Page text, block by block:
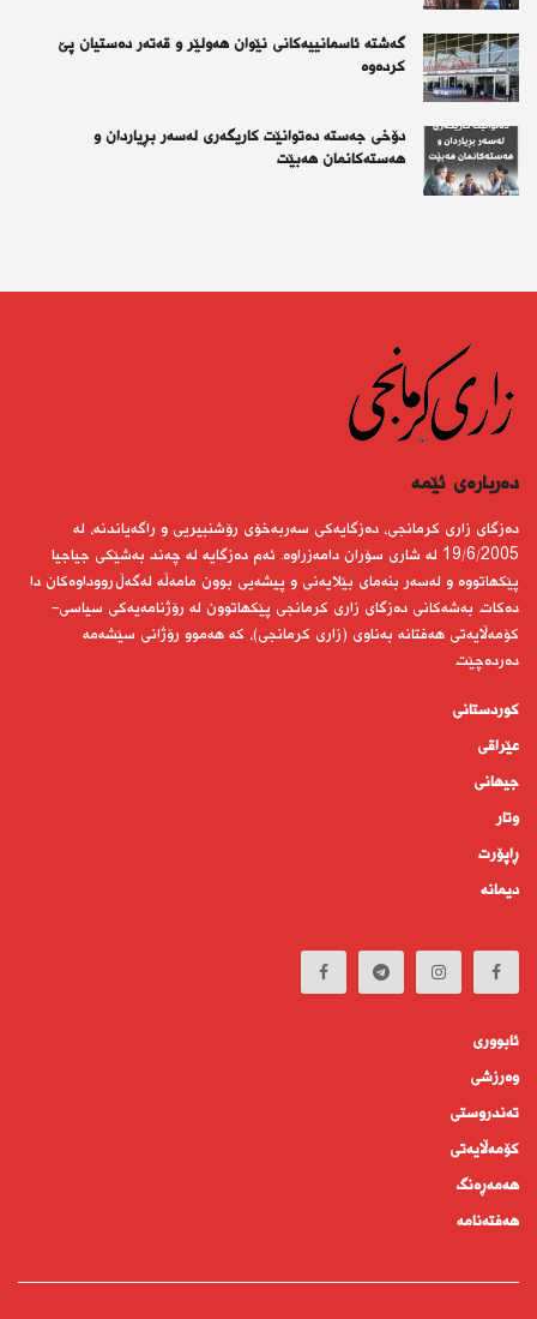
گەشتە ئاسمانییەکانی نێوان هەولێر و قەتەر دەستیان پێ
کردەوە
دۆخی جەستە دەتوانێت کاریگەری لەسەر بڕیاردان و
هەستەکانمان هەبێت
دەربارەى ئێمە
دەزگای زاری كرمانجی، دەزگایەكی سەربەخۆی رۆشنبیریی و راگەیاندنە، لە
19/6/2005 لە شاری سۆران دامەزراوە. ئەم دەزگایە لە چەند بەشێكی جیاجیا
پێكهاتووە و لەسەر بنەمای بێلایەنی و پیشەیی بوون مامەڵە لەگەڵ رووداوەكان دا
دەكات. بەشەكانی دەزگای زاری كرمانجی پێكهاتوون لە رۆژنامەیەكی سیاسی-
كۆمەڵایەتی هەفتانە بەناوی (زاری كرمانجی)، كە هەموو رۆژانی سێشەمە
دەردەچێت.
کوردستانى
عێراقی
جیهانى
وتار
ڕاپۆرت
دیمانە
ئابوورى
وەرزشی
تەندروستى
كۆمه‌ڵايه‌تى
هەمەڕەنگ
هەفتەنامە